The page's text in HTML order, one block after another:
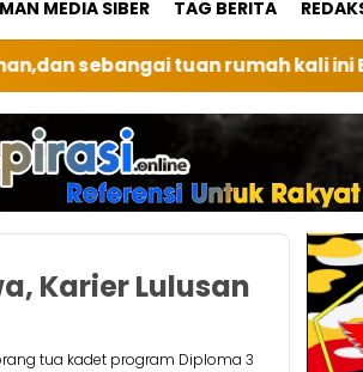
MEDIA SIBER TAG BERITA
ini BRI Unit Silindung Tarutung
Karier Lulusan
tua kadet program Diploma 3